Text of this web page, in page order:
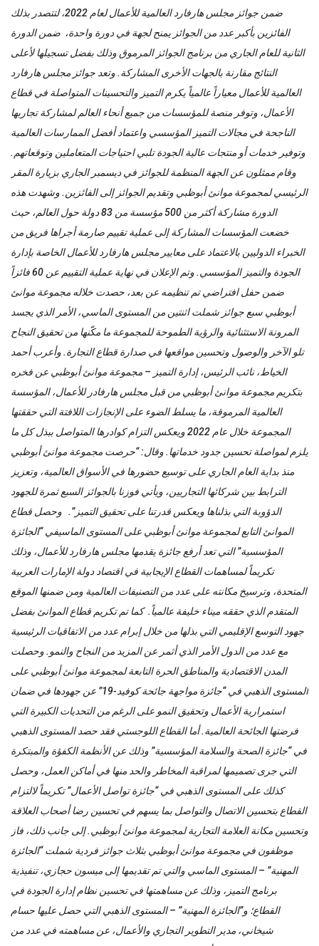
ضمن جوائز مجلس هارفارد العالمية للأعمال لعام 2022، لتتصدر بذلك
الفائزين بأكبر عدد من الجوائز يمنح لجهة في دورة واحدة، ضمن الدورة
الثانية للعام الجاري من برنامج الجوائز المرموق وذلك بفضل تسجيلها لأعلى
النتائج مقارنة بالجهات الأخرى المشاركة. وتعد جوائز مجلس هارفارد
العالمية للأعمال معياراً عالمياً يكرم التميز والتحسينات المتواصلة في قطاع
الأعمال، وتوفر منصة للمؤسسات من جميع أنحاء العالم لمشاركة تجاربها
الناجحة في مجالات التميز المؤسسي واعتماد أفضل الممارسات العالمية
وتوفير خدمات أو منتجات عالية الجودة تلبي احتياجات المتعاملين وتوقعاتهم.
وقام ممثلون عن الجهة المنظمة للجوائز في ديسمبر الجاري بزيارة المقر
الرئيسي لمجموعة موانئ أبوظبي وتقديم الجوائز إلى الفائزين. وشهدت هذه
الدورة مشاركة أكثر من 500 مؤسسة من 83 دولة حول العالم، حيث
خضعت المؤسسات المشاركة إلى عملية تقييم صارمة أجراها فريق من
الخبراء الدوليين بالاعتماد على معايير مجلس هارفارد للأعمال الخاصة بإدارة
الجودة والتميز المؤسسي. وتم الإعلان في نهاية عملية التقييم عن 60 فائزاً
ضمن حفل افتراضي تم تنظيمه عن بعد، حصدت خلاله مجموعة موانئ
أبوظبي سبع جوائز شملت اثنتين من المستوى الماسي، الأمر الذي يجسد
المرونة الاستثنائية والرؤية الطموحة للمجموعة ما مكّنها من تحقيق النجاح
تلو الآخر والوصول وتحسين مواقعها في صدارة قطاع التجارة. وأعرب أحمد
الخياط، نائب الرئيس، إدارة التميز – مجموعة موانئ أبوظبي عن فخره
بتكريم مجموعة موانئ أبوظبي من قبل مجلس هارفادر للأعمال، المؤسسة
العالمية المرموقة، ما يسلط الضوء على الإنجازات اللافتة التي حققتها
المجموعة خلال عام 2022 ويعكس التزام كوادرها المتواصل ببذل كل ما
يلزم لمواصلة تحسين جدود خدماتها. وقال: “حرصت مجموعة موانئ أبوظبي
منذ بداية العام الجاري على توسيع حضورها في الأسواق العالمية، وتعزيز
الترابط بين شركائها التجاريين، ويأتي فوزنا بالجوائز السبع ثمرة للجهود
الدؤوبة التي بذلناها ويعكس قدرتنا على تحقيق التميز”. وحصل قطاع
الموانئ التابع لمجموعة موانئ أبوظبي على المستوى الماسيفي “الجائزة
المؤسسية” التي تعد أرفع جائزة يقدمها مجلس هارفارد للأعمال، وذلك
تكريماً لمساهمات القطاع الإيجابية في اقتصاد دولة الإمارات العربية
المتحدة، وترسيخ مكانته على عدد من التصنيفات العالمية ومن ضمنها الموقع
المتقدم الذي حققه ميناء خليفة عالمياً. كما تم تكريم قطاع الموانئ بفضل
جهود التوسع الإقليمي التي بذلها من خلال إبرام عدد من الاتفاقيات الرئيسية
مع عدد من الدول الأمر الذي أثمر عن المزيد من النجاح والنمو. وحصلت
المدن الاقتصادية والمناطق الحرة التابعة لمجموعة موانئ أبوظبي على
المستوى الذهبي في “جائزة مواجهة جائحة كوفيد-19” عن جهودها في ضمان
استمرارية الأعمال وتحقيق النمو على الرغم من التحديات الكبيرة التي
فرضتها الجائحة العالمية. أما القطاع اللوجستي فقد حصد المستوى الذهبي
في “جائزة الصحة والسلامة المؤسسية” وذلك عن الأنظمة الكفؤة والمبتكرة
التي جرى تصميمها لمراقبة المخاطر والحد منها في أماكن العمل، وحصل
كذلك على المستوى الذهبي في “جائزة تواصل الأعمال” تكريماً لالتزام
القطاع بتحسين الاتصال والتواصل بما يسهم في تحسين رضا أصحاب العلاقة
وتحسين مكانة العلامة التجارية لمجموعة موانئ أبوظبي. إلى جانب ذلك، فاز
موظفون في مجموعة موانئ أبوظبي بثلاث جوائز فردية شملت “الجائزة
المهنية” – المستوى الماسي والتي تم تقديمها إلى ميسون حجازي، تنفيذية
برنامج التميز، وذلك عن مساهمتها في تحسين نظام إدارة الجودة في
القطاع؛ و”الجائزة المهنية” – المستوى الذهبي التي حصل عليها حسام
شيخاني، مدير التطوير التجاري والأعمال، عن مساهمته في عدد من